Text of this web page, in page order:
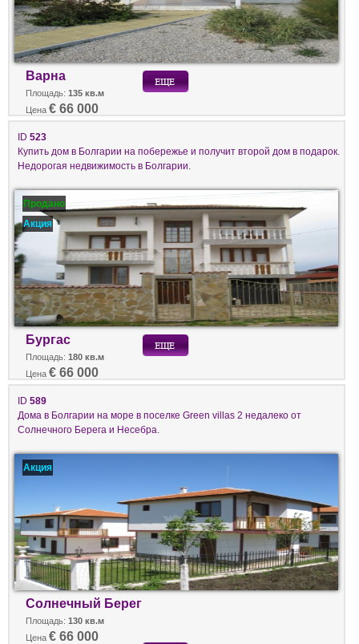
Варна
Площадь: 135 кв.м
Цена € 66 000
ID 523
Купить дом в Болгарии на побережье и получит второй дом в подарок.
Недорогая недвижимость в Болгарии.
Продано
Акция
Бургас
Площадь: 180 кв.м
Цена € 66 000
ID 589
Дома в Болгарии на море в поселке Green villas 2 недалеко от
Солнечного Берега и Несебра.
Акция
Солнечный Берег
Площадь: 130 кв.м
Цена € 66 000